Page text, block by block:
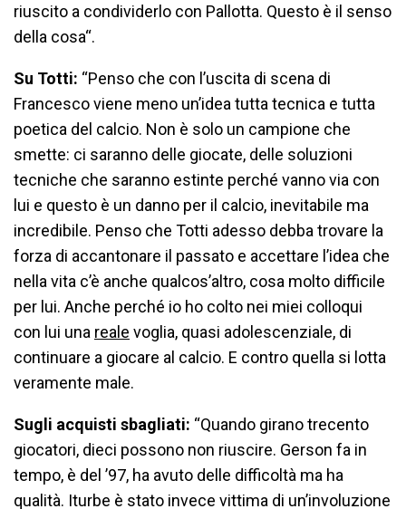
riuscito a condividerlo con Pallotta. Questo è il senso
della cosa“.
Su Totti: “Penso che con l’uscita di scena di
Francesco viene meno un’idea tutta tecnica e tutta
poetica del calcio. Non è solo un campione che
smette: ci saranno delle giocate, delle soluzioni
tecniche che saranno estinte perché vanno via con
lui e questo è un danno per il calcio, inevitabile ma
incredibile. Penso che Totti adesso debba trovare la
forza di accantonare il passato e accettare l’idea che
nella vita c’è anche qualcos’altro, cosa molto difficile
per lui. Anche perché io ho colto nei miei colloqui
con lui una reale voglia, quasi adolescenziale, di
continuare a giocare al calcio. E contro quella si lotta
veramente male.
Sugli acquisti sbagliati: “Quando girano trecento
giocatori, dieci possono non riuscire. Gerson fa in
tempo, è del ’97, ha avuto delle difficoltà ma ha
qualità. Iturbe è stato invece vittima di un’involuzione